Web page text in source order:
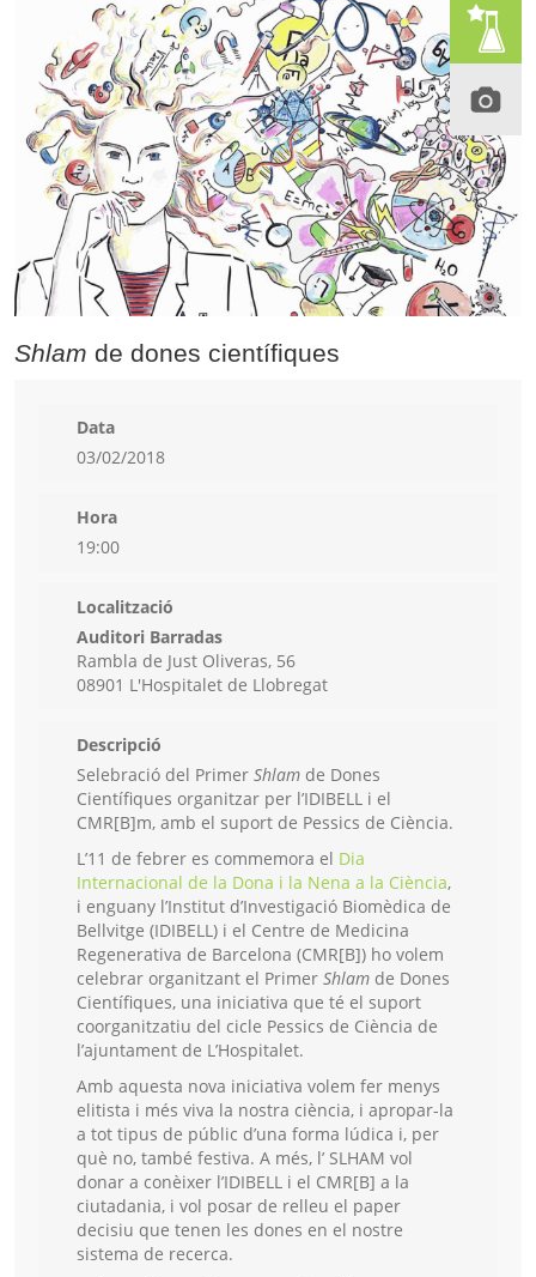
Shlam de dones científiques
Data
03/02/2018
Hora
19:00
Localització
Auditori Barradas
Rambla de Just Oliveras, 56
08901 L'Hospitalet de Llobregat
Descripció
Selebració del Primer Shlam de Dones
Científiques organitzar per l’IDIBELL i el
CMR[B]m, amb el suport de Pessics de Ciència.
L’11 de febrer es commemora el Dia
Internacional de la Dona i la Nena a la Ciència,
i enguany l’Institut d’Investigació Biomèdica de
Bellvitge (IDIBELL) i el Centre de Medicina
Regenerativa de Barcelona (CMR[B]) ho volem
celebrar organitzant el Primer Shlam de Dones
Científiques, una iniciativa que té el suport
coorganitzatiu del cicle Pessics de Ciència de
l’ajuntament de L’Hospitalet.
Amb aquesta nova iniciativa volem fer menys
elitista i més viva la nostra ciència, i apropar-la
a tot tipus de públic d’una forma lúdica i, per
què no, també festiva. A més, l’ SLHAM vol
donar a conèixer l’IDIBELL i el CMR[B] a la
ciutadania, i vol posar de relleu el paper
decisiu que tenen les dones en el nostre
sistema de recerca.